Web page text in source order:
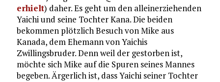
erhielt) daher. Es geht um den alleinerziehenden
Yaichi und seine Tochter Kana. Die beiden
bekommen plötzlich Besuch von Mike aus
Kanada, dem Ehemann von Yaichis
Zwillingsbruder. Denn weil der gestorben ist,
möchte sich Mike auf die Spuren seines Mannes
begeben. Ärgerlich ist, dass Yaichi seiner Tochter